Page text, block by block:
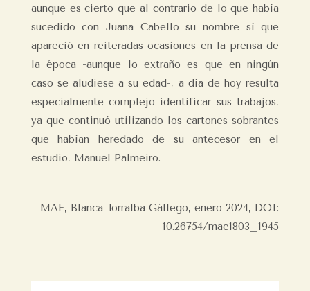
aunque es cierto que al contrario de lo que había
sucedido con Juana Cabello su nombre sí que
apareció en reiteradas ocasiones en la prensa de
la época -aunque lo extraño es que en ningún
caso se aludiese a su edad-, a día de hoy resulta
especialmente complejo identificar sus trabajos,
ya que continuó utilizando los cartones sobrantes
que habían heredado de su antecesor en el
estudio, Manuel Palmeiro.
MAE, Blanca Torralba Gállego, enero 2024, DOI:
10.26754/mae1803_1945